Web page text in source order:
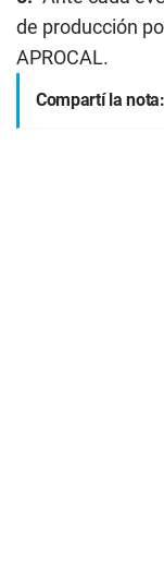
de producción
APROCAL.
Compartí la nota: